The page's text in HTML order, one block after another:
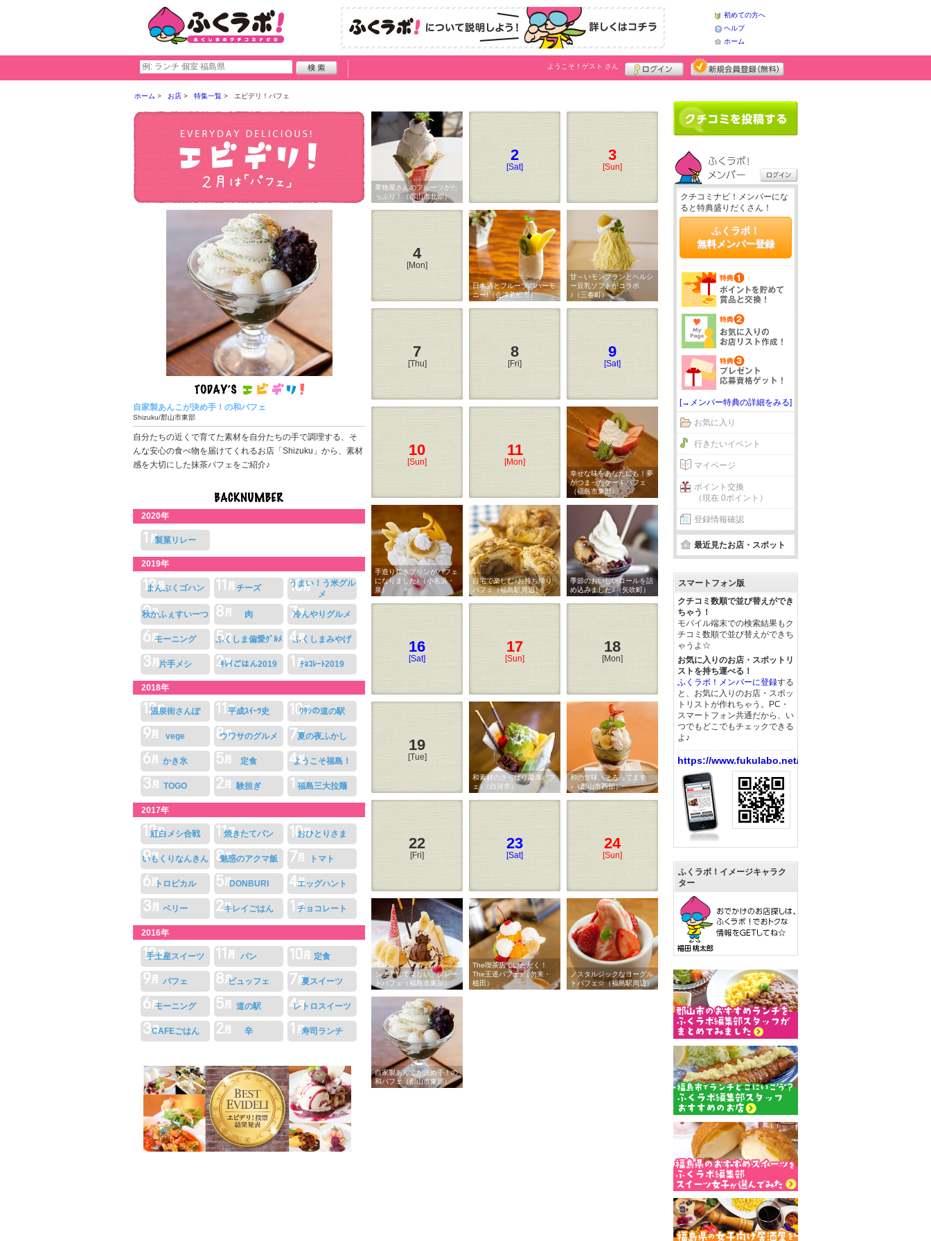
初めての方へ
ヘルプ
ホーム
ようこそ！ ゲスト さん
ホーム お店 特集一覧 エビデリ！パフェ
自家製あんこが決め手！の和パフェ
Shizuku/郡山市東部
自分たちの近くで育てた素材を自分たちの手で調理する、そ
んな安心の食べ物を届けてくれるお店「Shizuku」から、素材
感を大切にした抹茶パフェをご紹介♪
2020年
製菓リレー
2019年
まんぷくゴハン チーズ
うまい！う米グル
メ
秋かふぇすいーつ 肉 冷んやりグルメ
モーニング ふくしま偏愛ｸﾞﾙﾒ ふくしまみやげ
片手メシ ｷﾚｲごはん2019 ﾁｮｺﾚｰﾄ2019
2018年
温泉街さんぽ 平成ｽｲｰﾂ史 ﾜﾀｼの道の駅
vege ウワサのグルメ 夏の夜ふかし
かき氷 定食 ようこそ福島！
TOGO 験担ぎ 福島三大拉麺
2017年
紅白メシ合戦 焼きたてパン おひとりさま
いもくりなんきん 魅惑のアクマ飯 トマト
トロピカル DONBURI エッグハント
ベリー キレイごはん チョコレート
2016年
手土産スイーツ パン 定食
パフェ ビュッフェ 夏スイーツ
モーニング 道の駅 レトロスイーツ
CAFEごはん 辛 寿司ランチ
果物屋さんのフルーツがた
っぷり！（郡山市北部）
2
[Sat]
3
[Sun]
4
[Mon]
日本酒とフルーツのハーモ
ニー!（会津若松市）
甘～いモンブランとヘルシ
ー豆乳ソフトがコラボ
♪（三春町）
7
[Thu]
8
[Fri]
9
[Sat]
10
[Sun]
11
[Mon]
幸せな味をあなたにも！夢
がつまったケーキパフェ
（福島市東部）
手造り焼きプリンがパフェ
になりました♪（小名浜・
泉）
自宅で楽しむ♪お持ち帰り
パフェ（福島駅周辺）
季節のおいしいロールを詰
め込みました♪（矢吹町）
16
[Sat]
17
[Sun]
18
[Mon]
19
[Tue]
和素材のさっぱり濃厚パフ
ェ♪（白河市）
和の甘味、そろってます
♪（郡山市西部）
22
[Fri]
23
[Sat]
24
[Sun]
シェアして楽しい、プレー
トパフェ（福島市東部）
The喫茶店でいただく！
The王道パフェ♪（勿来・
植田）
ノスタルジックなヨーグル
トパフェ☆（福島駅周辺）
自家製あんこが決め手！の
和パフェ（郡山市東部）
クチコミナビ！メンバーにな
ると特典盛りだくさん！
ふくラボ！
無料メンバー登録
[→メンバー特典の詳細をみる]
お気に入り
行きたいイベント
マイページ
ポイント交換
（現在 0ポイント）
登録情報確認
最近見たお店・スポット
スマートフォン版
クチコミ数順で並び替えができ
ちゃう！
モバイル端末での検索結果もク
チコミ数順で並び替えができち
ゃうよ☆
お気に入りのお店・スポットリ
ストを持ち運べる！
ふくラボ！メンバーに登録する
と、お気に入りのお店・スポッ
トリストが作れちゃう。PC・
スマートフォン共通だから、い
つでもどこでもチェックできる
よ♪
https://www.fukulabo.net/
ふくラボ！イメージキャラク
ター